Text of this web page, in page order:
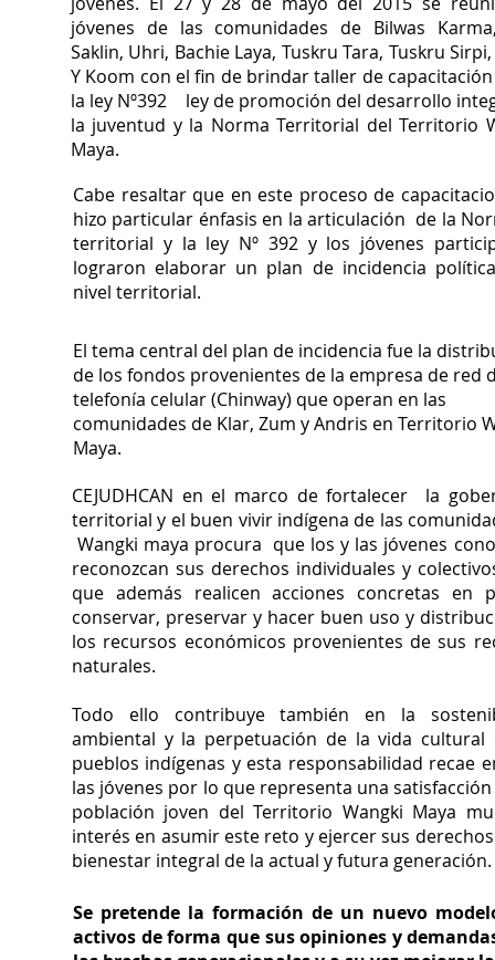
Cabe resaltar que en este proceso de
hizo particular énfasis en la articulación de la
territorial y la ley Nº 392 y los jóvenes
lograron elaborar un plan de incidencia
nivel territorial.
jóvenes de las comunidades de Bilwas
Saklin, Uhri, Bachie Laya, Tuskru Tara, Tuskru
Y Koom con el fin de brindar taller de
la ley Nº392 ley de promoción del desarrollo
la juventud y la Norma Territorial del Territorio
Maya.
CEJUDHCAN en el marco de fortalecer la
territorial y el buen vivir indígena de las
Wangki maya procura que los y las jóvenes
reconozcan sus derechos individuales y
que además realicen acciones concretas en
conservar, preservar y hacer buen uso y
los recursos económicos provenientes de sus
naturales.
Todo ello contribuye también en la
ambiental y la perpetuación de la vida cultural
pueblos indígenas y esta responsabilidad recae
las jóvenes por lo que representa una
población joven del Territorio Wangki Maya
interés en asumir este reto y ejercer sus
bienestar integral de la actual y futura generación.
El tema central del plan de incidencia fue la
de los fondos provenientes de la empresa de red
telefonía celular (Chinway) que operan en las
comunidades de Klar, Zum y Andris en Territorio
Maya.
Se pretende la formación de un nuevo
activos de forma que sus opiniones y